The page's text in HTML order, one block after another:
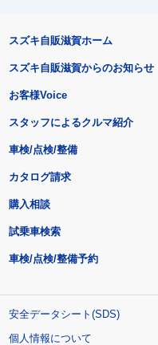
スズキ自販滋賀ホーム
スズキ自販滋賀からのお知らせ
お客様Voice
スタッフによるクルマ紹介
車検/点検/整備
カタログ請求
購入相談
試乗車検索
車検/点検/整備予約
安全データシート(SDS)
個人情報について